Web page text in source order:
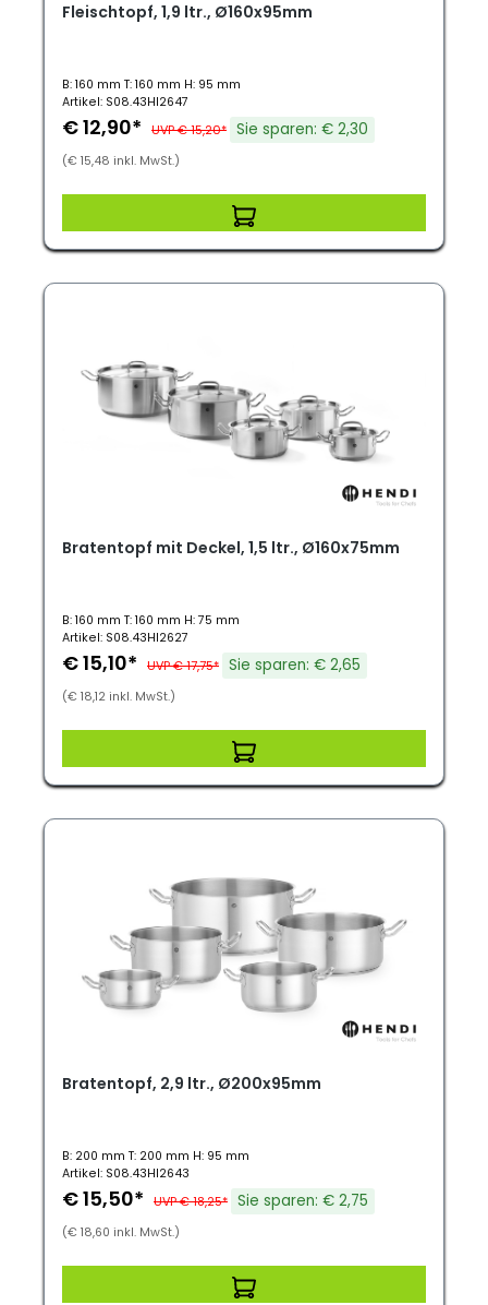
Fleischtopf, 1,9 ltr., Ø160x95mm
B: 160 mm T: 160 mm H: 95 mm
Artikel: S08.43HI2647
€ 12,90* UVP € 15,20* Sie sparen: € 2,30
(€ 15,48 inkl. MwSt.)
Bratentopf mit Deckel, 1,5 ltr., Ø160x75mm
B: 160 mm T: 160 mm H: 75 mm
Artikel: S08.43HI2627
€ 15,10* UVP € 17,75* Sie sparen: € 2,65
(€ 18,12 inkl. MwSt.)
Bratentopf, 2,9 ltr., Ø200x95mm
B: 200 mm T: 200 mm H: 95 mm
Artikel: S08.43HI2643
€ 15,50* UVP € 18,25* Sie sparen: € 2,75
(€ 18,60 inkl. MwSt.)